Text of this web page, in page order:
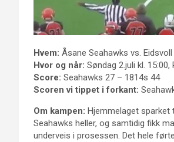
Hvem: Åsane Seahawks vs.
Hvor og når: Søndag 2.juli kl. 15:00,
Score: Seahawks 27 – 1814s 44
Scoren vi tippet i forkant:
Om kampen: Hjemmelaget sparket
Seahawks heller, og samtidig fikk
underveis i prosessen. Det hele